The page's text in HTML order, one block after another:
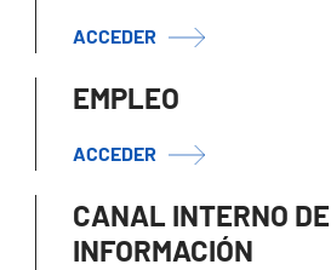
ACCEDER
EMPLEO
ACCEDER
CANAL INTERNO DE
INFORMACIÓN